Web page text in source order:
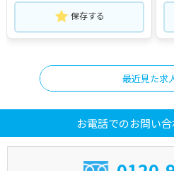
保存する
最近見た求
お電話でのお問い